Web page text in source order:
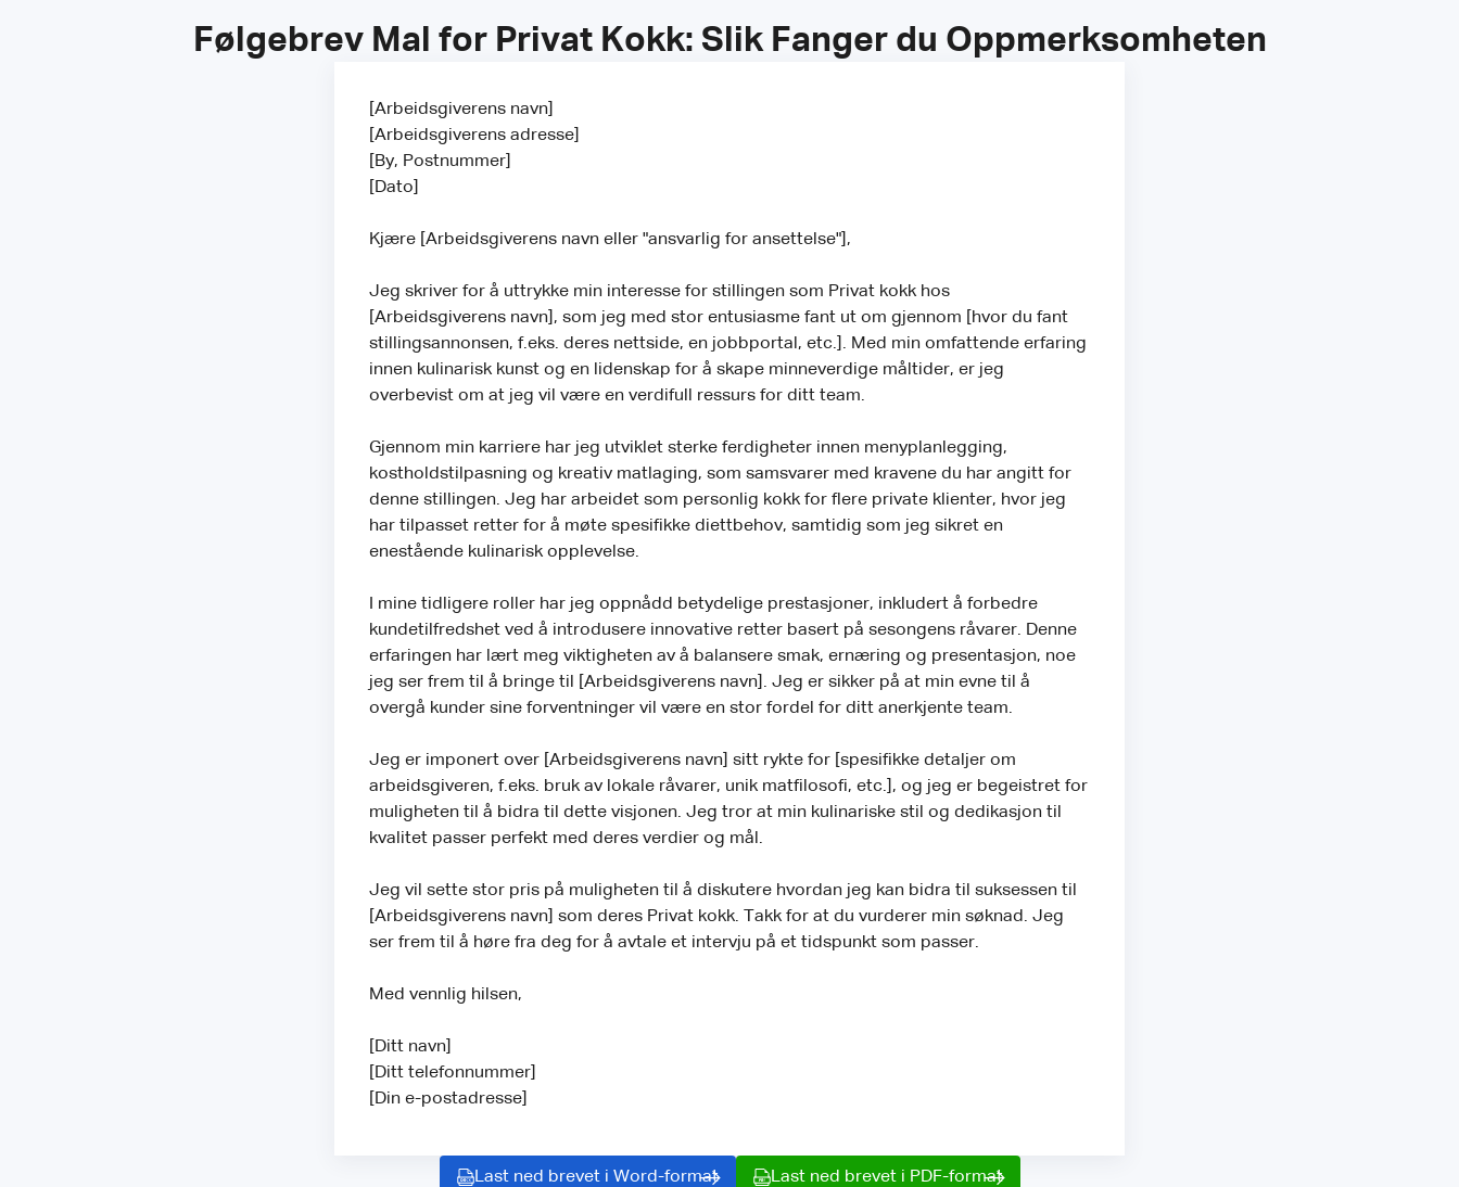
Følgebrev Mal for Privat Kokk: Slik Fanger du Oppmerksomheten
[Arbeidsgiverens navn]
[Arbeidsgiverens adresse]
[By, Postnummer]
[Dato]
Kjære [Arbeidsgiverens navn eller "ansvarlig for ansettelse"],
Jeg skriver for å uttrykke min interesse for stillingen som Privat kokk hos
[Arbeidsgiverens navn], som jeg med stor entusiasme fant ut om gjennom [hvor du fant
stillingsannonsen, f.eks. deres nettside, en jobbportal, etc.]. Med min omfattende erfaring
innen kulinarisk kunst og en lidenskap for å skape minneverdige måltider, er jeg
overbevist om at jeg vil være en verdifull ressurs for ditt team.
Gjennom min karriere har jeg utviklet sterke ferdigheter innen menyplanlegging,
kostholdstilpasning og kreativ matlaging, som samsvarer med kravene du har angitt for
denne stillingen. Jeg har arbeidet som personlig kokk for flere private klienter, hvor jeg
har tilpasset retter for å møte spesifikke diettbehov, samtidig som jeg sikret en
enestående kulinarisk opplevelse.
I mine tidligere roller har jeg oppnådd betydelige prestasjoner, inkludert å forbedre
kundetilfredshet ved å introdusere innovative retter basert på sesongens råvarer. Denne
erfaringen har lært meg viktigheten av å balansere smak, ernæring og presentasjon, noe
jeg ser frem til å bringe til [Arbeidsgiverens navn]. Jeg er sikker på at min evne til å
overgå kunder sine forventninger vil være en stor fordel for ditt anerkjente team.
Jeg er imponert over [Arbeidsgiverens navn] sitt rykte for [spesifikke detaljer om
arbeidsgiveren, f.eks. bruk av lokale råvarer, unik matfilosofi, etc.], og jeg er begeistret for
muligheten til å bidra til dette visjonen. Jeg tror at min kulinariske stil og dedikasjon til
kvalitet passer perfekt med deres verdier og mål.
Jeg vil sette stor pris på muligheten til å diskutere hvordan jeg kan bidra til suksessen til
[Arbeidsgiverens navn] som deres Privat kokk. Takk for at du vurderer min søknad. Jeg
ser frem til å høre fra deg for å avtale et intervju på et tidspunkt som passer.
Med vennlig hilsen,
[Ditt navn]
[Ditt telefonnummer]
[Din e-postadresse]
Last ned brevet i Word-format Last ned brevet i PDF-format